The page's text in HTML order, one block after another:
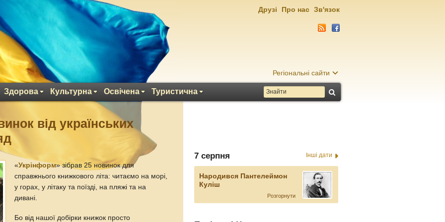
Регіональні сайти
Здорова Культурна Освічена Туристична
Друзі Про нас Зв'язок
від українських
«Укрінформ» зібрав 25 новинок для
справжнього книжкового літа: читаємо на морі,
у горах, у літаку та поїзді, на пляжі та на
дивані.
Бо від нашої добірки книжок просто
7 серпня Інші дати
Народився Пантелеймон
Куліш
Розгорнути